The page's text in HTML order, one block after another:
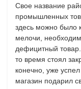
Свое название
промышленных
здесь можно было
мелочи,
дефицитный
то время стоял
конечно, уже
магазин подарил